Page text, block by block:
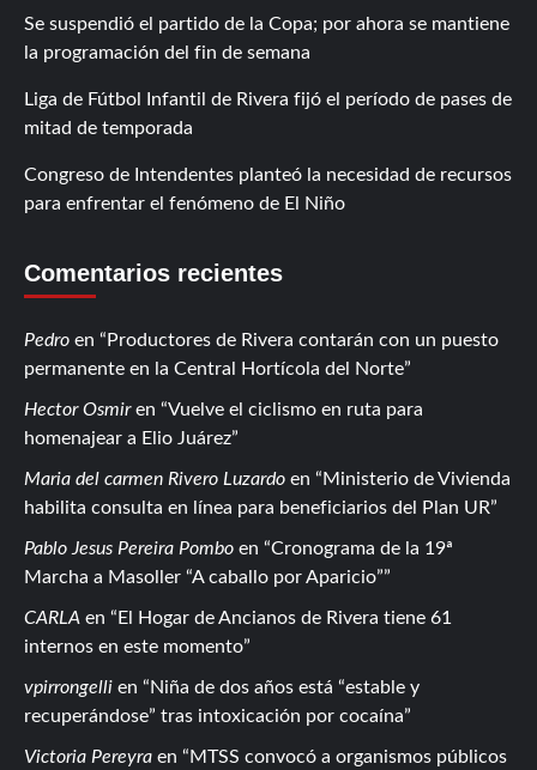
Se suspendió el partido de la Copa; por ahora se mantiene
la programación del fin de semana
Liga de Fútbol Infantil de Rivera fijó el período de pases de
mitad de temporada
Congreso de Intendentes planteó la necesidad de recursos
para enfrentar el fenómeno de El Niño
Comentarios recientes
Pedro en
Productores de Rivera contarán con un puesto
permanente en la Central Hortícola del Norte
Hector Osmiren
Vuelve el ciclismo en ruta para
homenajear a Elio Juárez
Maria del carmen Rivero Luzardo en
Ministerio de Vivienda
habilita consulta en línea para beneficiarios del Plan UR
Pablo Jesus Pereira Pombo en
Cronograma de la 19ª
Marcha a Masoller “A caballo por Aparicio”
CARLA en
El Hogar de Ancianos de Rivera tiene 61
internos en este momento
vpirrongelli en
Niña de dos años está “estable y
recuperándose” tras intoxicación por cocaína
Victoria Pereyra en MTSS convocó a organismos públicos